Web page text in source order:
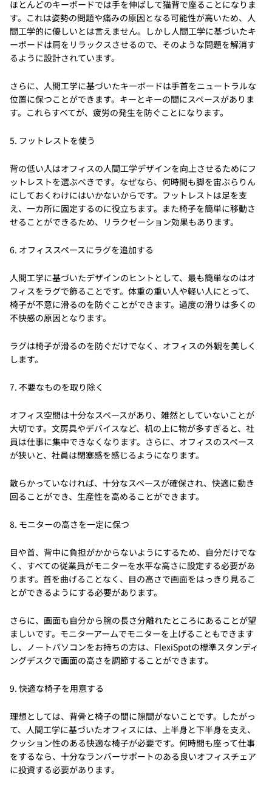
ほとんどのキーボードでは手を伸ばして猫背で座ることになりま
す。これは姿勢の問題や痛みの原因となる可能性が高いため、人
間工学的に優しいとは言えません。しかし人間工学に基づいたキ
ーボードは肩をリラックスさせるので、そのような問題を解消す
るように設計されています。
さらに、人間工学に基づいたキーボードは手首をニュートラルな
位置に保つことができます。キーとキーの間にスペースがありま
す。これらすべてが、疲労の発生を防ぐことになります。
5. フットレストを使う
背の低い人はオフィスの人間工学デザインを向上させるためにフ
ットレストを選ぶべきです。なぜなら、何時間も脚を宙ぶらりん
にしておくわけにはいかないからです。フットレストは足を支
え、一カ所に固定するのに役立ちます。また椅子を簡単に移動さ
せることができるため、リラクゼーション効果もあります。
6. オフィススペースにラグを追加する
人間工学に基づいたデザインのヒントとして、最も簡単なのはオ
フィスをラグで飾ることです。体重の重い人や軽い人にとって、
椅子が不意に滑るのを防ぐことができます。過度の滑りは多くの
不快感の原因となります。
ラグは椅子が滑るのを防ぐだけでなく、オフィスの外観を美しく
します。
7. 不要なものを取り除く
オフィス空間は十分なスペースがあり、雑然としていないことが
大切です。文房具やデバイスなど、机の上に物が多すぎると、社
員は仕事に集中できなくなります。さらに、オフィスのスペース
が狭いと、社員は閉塞感を感じるようになります。
散らかっていなければ、十分なスペースが確保され、快適に動き
回ることができ、生産性を高めることができます。
8. モニターの高さを一定に保つ
目や首、背中に負担がかからないようにするため、自分だけでな
く、すべての従業員がモニターを水平な高さに設定する必要があ
ります。首を曲げることなく、目の高さで画面をはっきり見るこ
とができるようにする必要があります。
さらに、画面も自分から腕の長さ分離れたところにあることが望
ましいです。モニターアームでモニターを上げることもできます
し、ノートパソコンをお持ちの方は、FlexiSpotの標準スタンディ
ングデスクで画面の高さを調節することができます。
9. 快適な椅子を用意する
理想としては、背骨と椅子の間に隙間がないことです。したがっ
て、人間工学に基づいたオフィスには、上半身と下半身を支え、
クッション性のある快適な椅子が必要です。何時間も座って仕事
をするなら、十分なランバーサポートのある良いオフィスチェア
に投資する必要があります。